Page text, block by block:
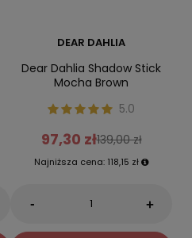
DEAR DAHLIA
Dear Dahlia Shadow Stick
Mocha Brown
5.0
97,30 zł139,00 zł
Najniższa cena: 118,15 zł
- +